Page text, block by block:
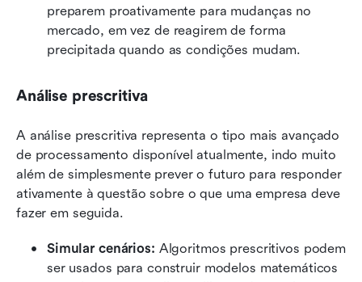
preparem proativamente para mudanças no
mercado, em vez de reagirem de forma
precipitada quando as condições mudam.
Análise prescritiva
A análise prescritiva representa o tipo mais avançado
de processamento disponível atualmente, indo muito
além de simplesmente prever o futuro para responder
ativamente à questão sobre o que uma empresa deve
fazer em seguida.
Simular cenários: Algoritmos prescritivos podem
ser usados para construir modelos matemáticos